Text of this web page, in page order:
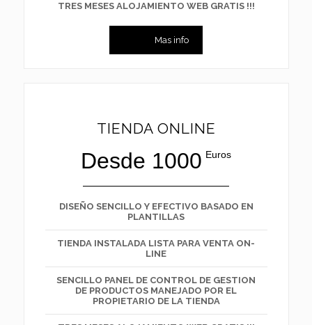
TRES MESES ALOJAMIENTO WEB GRATIS !!!
Mas info
TIENDA ONLINE
Desde 1000 Euros
DISEÑO SENCILLO Y EFECTIVO BASADO EN
PLANTILLAS
TIENDA INSTALADA LISTA PARA VENTA ON-
LINE
SENCILLO PANEL DE CONTROL DE GESTION
DE PRODUCTOS MANEJADO POR EL
PROPIETARIO DE LA TIENDA